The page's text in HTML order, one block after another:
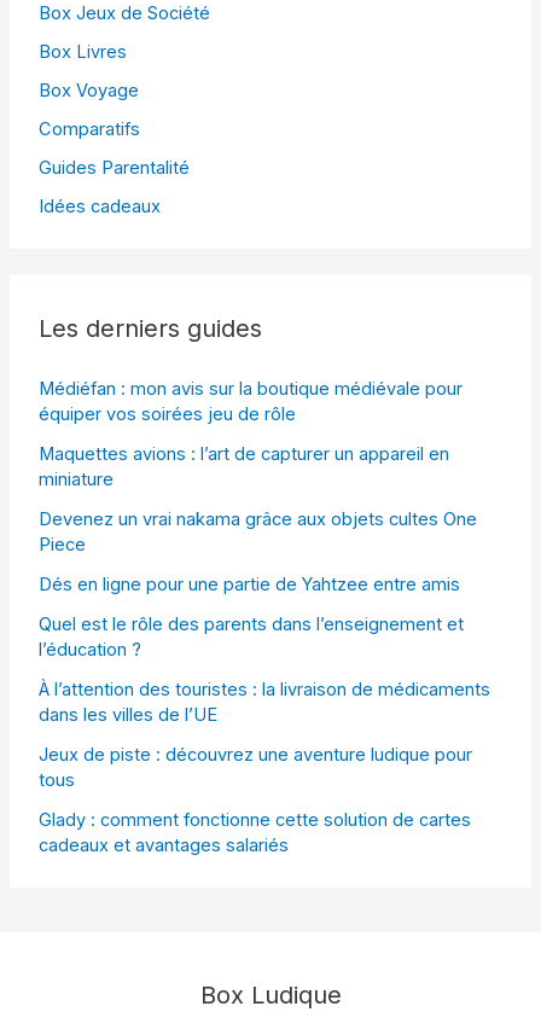
Box Jeux de Société
Box Livres
Box Voyage
Comparatifs
Guides Parentalité
Idées cadeaux
Les derniers guides
Médiéfan : mon avis sur la boutique médiévale pour
équiper vos soirées jeu de rôle
Maquettes avions : l’art de capturer un appareil en
miniature
Devenez un vrai nakama grâce aux objets cultes One
Piece
Dés en ligne pour une partie de Yahtzee entre amis
Quel est le rôle des parents dans l’enseignement et
l’éducation ?
À l’attention des touristes : la livraison de médicaments
dans les villes de l’UE
Jeux de piste : découvrez une aventure ludique pour
tous
Glady : comment fonctionne cette solution de cartes
cadeaux et avantages salariés
Box Ludique